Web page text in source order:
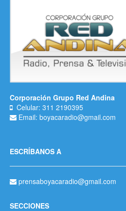
Corporación Grupo Red Andina
Celular: 311 2190395
Email: boyacaradio@gmail.com
ESCRÍBANOS A
prensaboyacaradio@gmail.com
SECCIONES